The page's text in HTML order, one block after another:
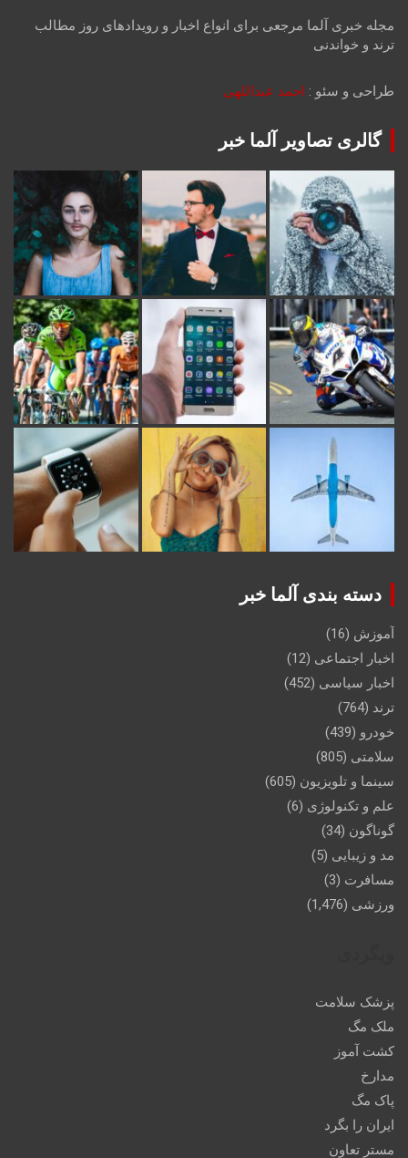
مجله خبری آلما مرجعی برای انواع اخبار و رویدادهای روز مطالب
ترند و خواندنی
طراحی و سئو : احمد عبداللهی
گالری تصاویر آلما خبر
دسته بندی آلما خبر
آموزش (16)
اخبار اجتماعی (12)
اخبار سیاسی (452)
ترند (764)
خودرو (439)
سلامتی (805)
سینما و تلویزیون (605)
علم و تکنولوژی (6)
گوناگون (34)
مد و زیبایی (5)
مسافرت (3)
ورزشی (1,476)
پزشک سلامت
ملک مگ
کشت آموز
مدارخ
پاک مگ
ایران را بگرد
مستر تعاون